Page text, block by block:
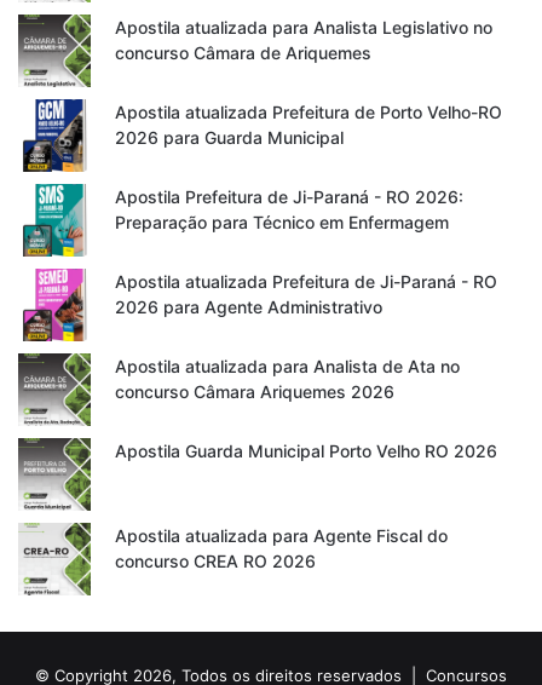
Apostila atualizada para Analista Legislativo no
concurso Câmara de Ariquemes
Apostila atualizada Prefeitura de Porto Velho-RO
2026 para Guarda Municipal
Apostila Prefeitura de Ji-Paraná - RO 2026:
Preparação para Técnico em Enfermagem
Apostila atualizada Prefeitura de Ji-Paraná - RO
2026 para Agente Administrativo
Apostila atualizada para Analista de Ata no
concurso Câmara Ariquemes 2026
Apostila Guarda Municipal Porto Velho RO 2026
Apostila atualizada para Agente Fiscal do
concurso CREA RO 2026
© Copyright 2026, Todos os direitos reservados | Concursos